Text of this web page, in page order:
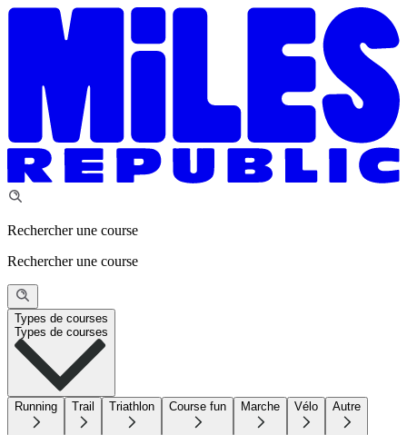
Rechercher une course
Rechercher une course
Types de courses
Types de courses
Running Trail Triathlon Course fun Marche Vélo Autre